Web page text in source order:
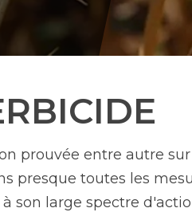
prouvée entre autre
presque toutes les
son large spectre